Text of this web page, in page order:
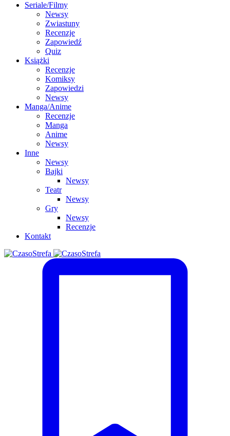
Seriale/Filmy
Newsy
Zwiastuny
Recenzje
Zapowiedź
Quiz
Książki
Recenzje
Komiksy
Zapowiedzi
Newsy
Manga/Anime
Recenzje
Manga
Anime
Newsy
Inne
Newsy
Bajki
Newsy
Teatr
Newsy
Gry
Newsy
Recenzje
Kontakt